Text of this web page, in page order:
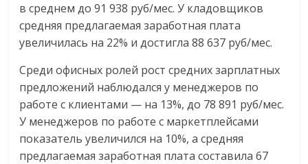
в среднем до 91 938 руб/мес. У кладовщиков
средняя предлагаемая заработная плата
увеличилась на 22% и достигла 88 637 руб/мес.
Среди офисных ролей рост средних зарплатных
предложений наблюдался у менеджеров по
работе с клиентами — на 13%, до 78 891 руб/мес.
У менеджеров по работе с маркетплейсами
показатель увеличился на 10%, а средняя
предлагаемая заработная плата составила 67